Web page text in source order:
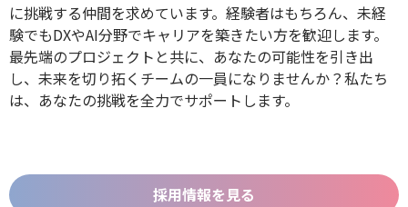
に挑戦する仲間を求めています。経験者はもちろん、未経
験でもDXやAI分野でキャリアを築きたい方を歓迎します。
最先端のプロジェクトと共に、あなたの可能性を引き出
し、未来を切り拓くチームの一員になりませんか？私たち
は、あなたの挑戦を全力でサポートします。
採用情報を見る